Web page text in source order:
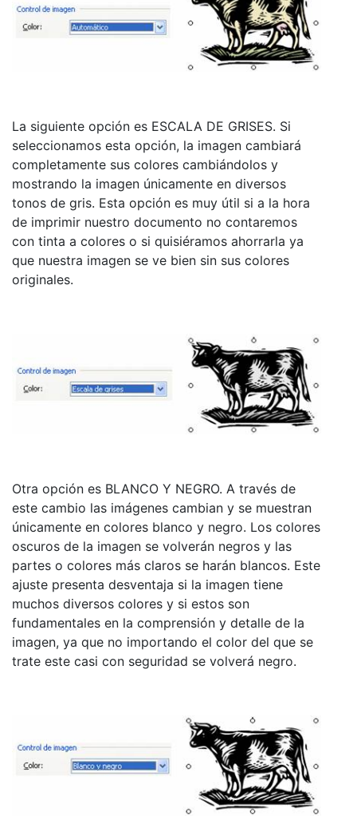
La siguiente opción es ESCALA DE GRISES. Si
seleccionamos esta opción, la imagen cambiará
completamente sus colores cambiándolos y
mostrando la imagen únicamente en diversos
tonos de gris. Esta opción es muy útil si a la hora
de imprimir nuestro documento no contaremos
con tinta a colores o si quisiéramos ahorrarla ya
que nuestra imagen se ve bien sin sus colores
originales.
Otra opción es BLANCO Y NEGRO. A través de
este cambio las imágenes cambian y se muestran
únicamente en colores blanco y negro. Los colores
oscuros de la imagen se volverán negros y las
partes o colores más claros se harán blancos. Este
ajuste presenta desventaja si la imagen tiene
muchos diversos colores y si estos son
fundamentales en la comprensión y detalle de la
imagen, ya que no importando el color del que se
trate este casi con seguridad se volverá negro.